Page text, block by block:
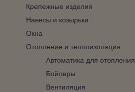
Крепежные изделия
Навесы и козырьки
Окна
Отопление и теплоизоляция
Автоматика для отопления
Бойлеры
Вентиляция